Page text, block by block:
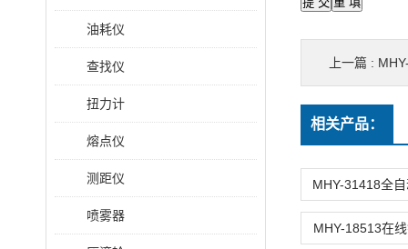
油耗仪
查找仪
扭力计
熔点仪
测距仪
喷雾器
上一篇 :
相关产品：
MHY-18513在